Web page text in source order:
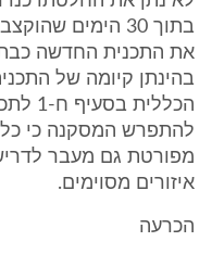
בתוך 30 הימים
את התכנית החדשה
בהינתן קיומה של
להתפרש המסקנה כי כל
מפורטת גם מעבר
איזורים מסוימים.
הכרעה